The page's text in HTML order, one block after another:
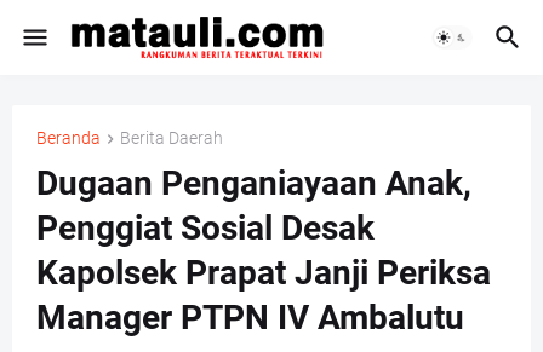
Beranda Berita Daerah
Dugaan Penganiayaan Anak,
Penggiat Sosial Desak
Kapolsek Prapat Janji Periksa
Manager PTPN IV Ambalutu